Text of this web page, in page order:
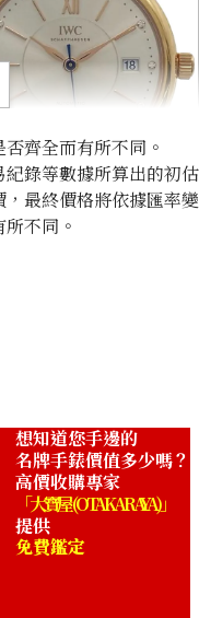
IW458105
齊全而有所不同。
錄等數據所算出的初估
最終價格將依據匯率變
不同。
想知道您手邊的
名牌手錶價值多少嗎？
高價收購專家
「大寶屋 (OTAKARAYA)」
提供
免費鑑定